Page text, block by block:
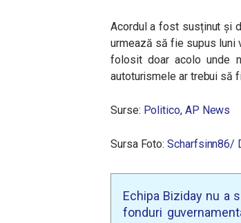
Acordul a fost susținut și
urmează să fie supus luni
folosit doar acolo unde
autoturismele ar trebui să
Surse: Politico, AP News
Sursa Foto:Scharfsinn86/
Echipa Biziday nu a
fonduri